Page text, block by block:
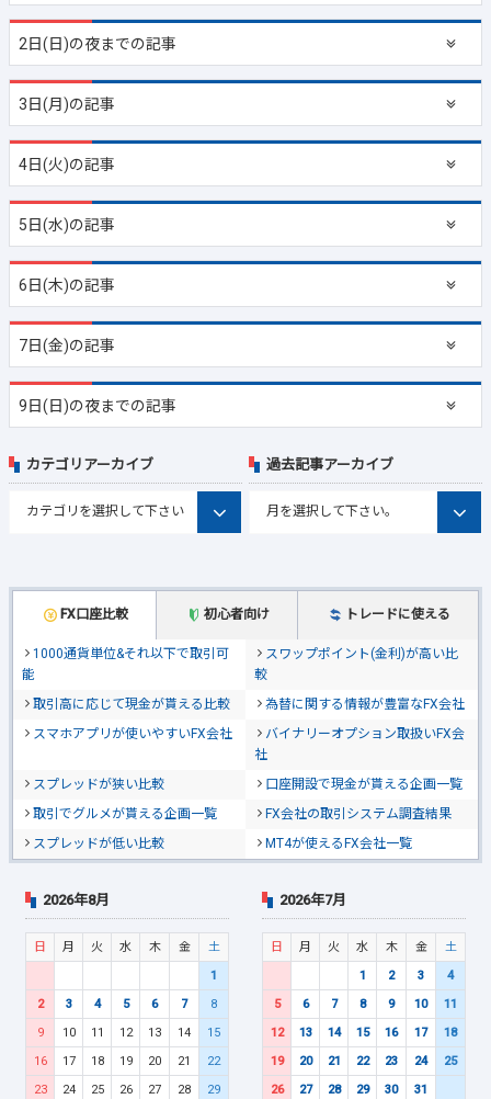
2日(日)の夜までの記事
3日(月)の記事
4日(火)の記事
5日(水)の記事
6日(木)の記事
7日(金)の記事
9日(日)の夜までの記事
FX口座比較 初心者向け トレードに使える
1000通貨単位&それ以下で取引可
能
スワップポイント(金利)が高い比
較
取引高に応じて現金が貰える比較
為替に関する情報が豊富なFX会社
スマホアプリが使いやすいFX会社
バイナリーオプション取扱いFX会
社
スプレッドが狭い比較
口座開設で現金が貰える企画一覧
取引でグルメが貰える企画一覧
FX会社の取引システム調査結果
スプレッドが低い比較
MT4が使えるFX会社一覧
カテゴリアーカイブ 過去記事アーカイブ
2026年8月
日 月 火 水 木 金
土
1
2
3 4 5 6 7
8
9
10 11 12 13 14
15
16
17 18 19 20 21
22
23
24 25 26 27 28
29
2026年7月
日 月 火 水 木 金
土
1
2 3
4
5
6 7 8 9 10
11
12
13 14 15 16 17
18
19
20 21 22 23 24
25
26
27 28 29 30 31